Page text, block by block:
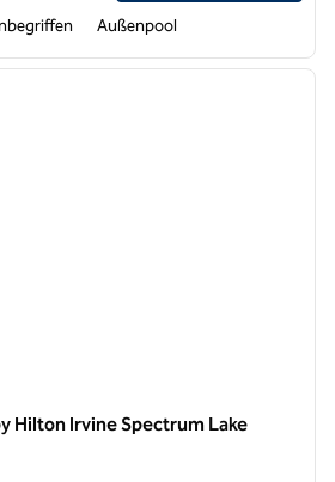
Außenpool
Hilton Irvine Spectrum Lake